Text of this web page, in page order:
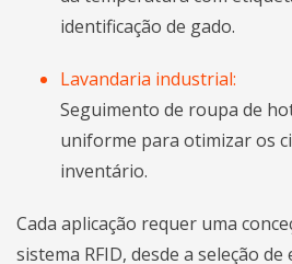
identificação de gado.
Lavandaria industrial:
Seguimento de roupa de
uniforme para otimizar os
inventário.
Cada aplicação requer uma
sistema RFID, desde a seleção